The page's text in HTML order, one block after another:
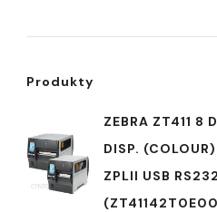
Produkty
ZEBRA ZT411
DISP.
ZPLII USB